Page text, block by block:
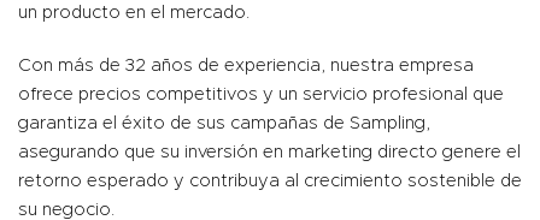
un producto en el mercado.
Con más de 32 años de experiencia, nuestra empresa
ofrece precios competitivos y un servicio profesional que
garantiza el éxito de sus campañas de Sampling,
asegurando que su inversión en marketing directo genere el
retorno esperado y contribuya al crecimiento sostenible de
su negocio.